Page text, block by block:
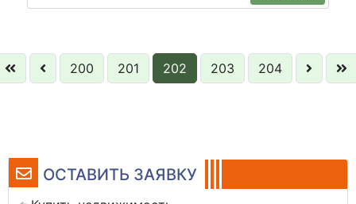
ОСТАВИТЬ ЗАЯВКУ
200 201 202 203 204